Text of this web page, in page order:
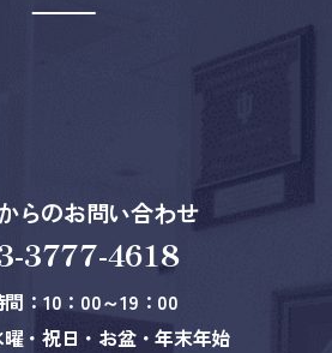
らのお問い合わせ
3777-4618
：10：00～19：00
・祝日・お盆・年末年始